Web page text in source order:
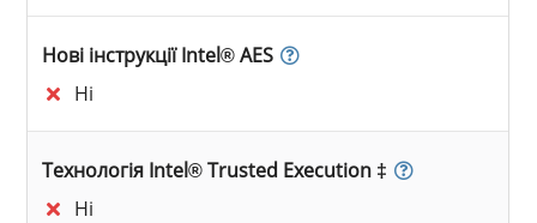
Нові інструкції Intel® AES
Ні
Технологія Intel® Trusted Execution ‡
Ні